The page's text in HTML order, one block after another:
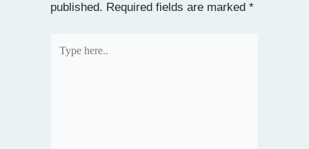
published. Required fields are marked *
here..